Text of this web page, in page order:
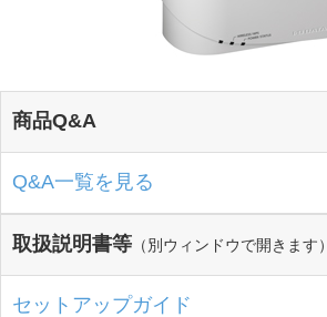
商品Q&A
Q&A一覧を見る
取扱説明書等 （別ウィンドウで開きます）
セットアップガイド